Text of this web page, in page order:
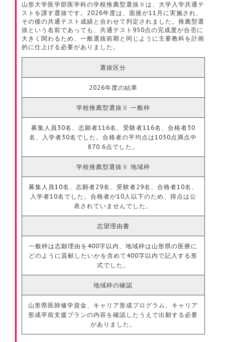
山形大学医学部医学科の学校推薦型選抜Ⅱは、大学入学共通テ
ストを課す選抜です。2026年度は、面接が11月に実施され、
その後の共通テスト成績と合わせて判定されました。推薦型選
抜という名前であっても、共通テスト950点の完成度が合否に
大きく関わるため、一般選抜前期と同じように主要教科を計画
的に仕上げる必要がありました。
選抜区分
2026年度の結果
学校推薦型選抜Ⅱ 一般枠
募集人員30名、志願者116名、受験者116名、合格者30
名、入学者30名でした。合格者の平均点は1050点満点中
870.6点でした。
学校推薦型選抜Ⅱ 地域枠
募集人員10名、志願者29名、受験者29名、合格者10名、
入学者10名でした。合格者が10人以下のため、得点は公
表されていませんでした。
志望理由書
一般枠は志願理由を400字以内、地域枠は山形県の医療に
どのように貢献したいかを含めて400字以内で記入する形
式でした。
地域枠の確認
山形県医師修学資金、キャリア形成プログラム、キャリア
形成卒前支援プランの内容を確認したうえで出願する必要
がありました。